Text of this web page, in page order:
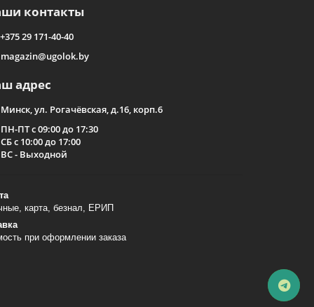
контакты
+375 29 171-40-40
magazin@ugolok.by
адрес
Минск, ул. Рогачёвская, д.16, корп.6
ПН-ПТ с 09:00 до 17:30
СБ с 10:00 до 17:00
ВС - Выходной
карта, безнал, ЕРИП
при оформлении заказа